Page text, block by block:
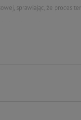
sprawiając, że proces
spożycia. 1